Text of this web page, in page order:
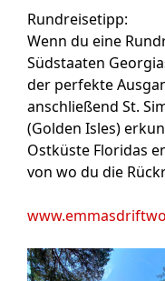
Rundreisetipp:
Wenn du eine
Südstaaten
der perfekte
anschließend St.
(Golden Isles)
Ostküste Floridas
von wo du die